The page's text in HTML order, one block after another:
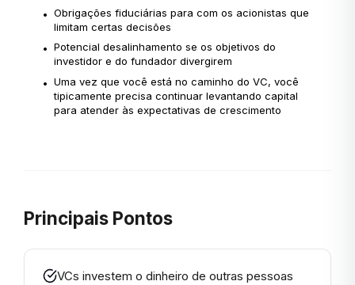
• Obrigações fiduciárias para com os acionistas que
limitam certas decisões
• Potencial desalinhamento se os objetivos do
investidor e do fundador divergirem
• Uma vez que você está no caminho do VC, você
tipicamente precisa continuar levantando capital
para atender às expectativas de crescimento
Principais Pontos
VCs investem o dinheiro de outras pessoas